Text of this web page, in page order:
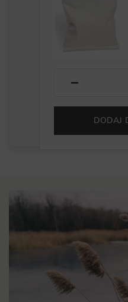
−
DODAJ